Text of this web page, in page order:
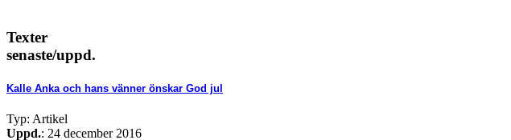
Texter
senaste/uppd.
Kalle Anka och hans vänner önskar God jul
Typ: Artikel
Uppd.: 24 december 2016